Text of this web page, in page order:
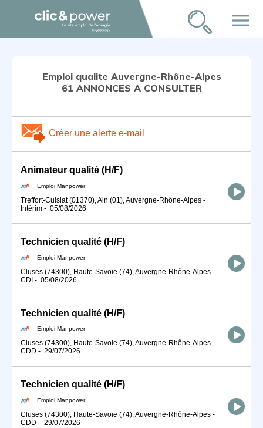
menu
Emploi qualite Auvergne-Rhône-Alpes
61 ANNONCES A CONSULTER
Créer une alerte e-mail
Animateur qualité (H/F)
Emploi Manpower
Treffort-Cuisiat (01370), Ain (01), Auvergne-Rhône-Alpes -
Intérim - 05/08/2026
Technicien qualité (H/F)
Emploi Manpower
Cluses (74300), Haute-Savoie (74), Auvergne-Rhône-Alpes -
CDI - 05/08/2026
Technicien qualité (H/F)
Emploi Manpower
Cluses (74300), Haute-Savoie (74), Auvergne-Rhône-Alpes -
CDD - 29/07/2026
Technicien qualité (H/F)
Emploi Manpower
Cluses (74300), Haute-Savoie (74), Auvergne-Rhône-Alpes -
CDD - 29/07/2026